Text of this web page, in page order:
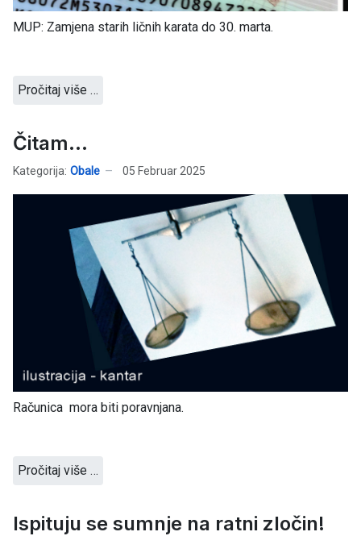
MUP: Zamjena starih ličnih karata do 30. marta.
Pročitaj više …
Čitam...
Kategorija: Obale 05 Februar 2025
Računica mora biti poravnjana.
Pročitaj više …
Ispituju se sumnje na ratni zločin!